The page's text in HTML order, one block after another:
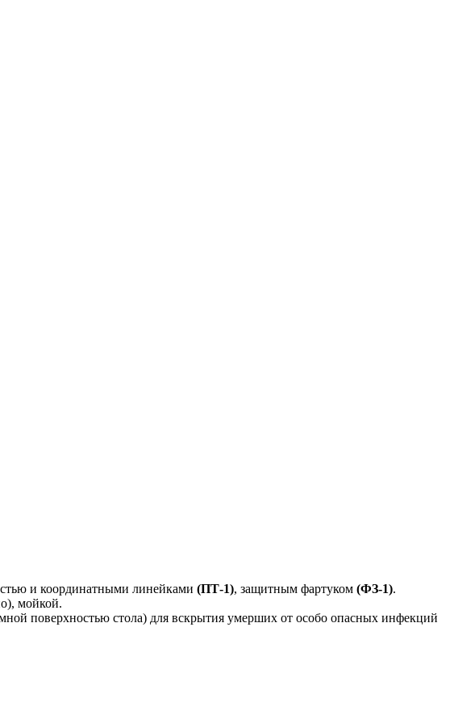
и координатными линейками (ПТ-1), защитным фартуком (ФЗ-1).
мойкой.
поверхностью стола) для вскрытия умерших от особо опасных инфекций